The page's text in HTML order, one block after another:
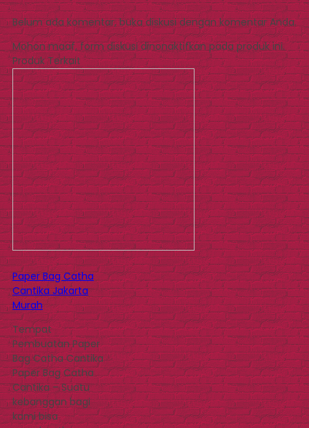
Belum ada komentar, buka diskusi dengan komentar Anda.
Mohon maaf, form diskusi dinonaktifkan pada produk ini.
Produk Terkait
Paper Bag Catha
Cantika Jakarta
Murah
Tempat
Pembuatan Paper
Bag Catha Cantika
Paper Bag Catha
Cantika – Suatu
kebanggan bagi
kami bisa